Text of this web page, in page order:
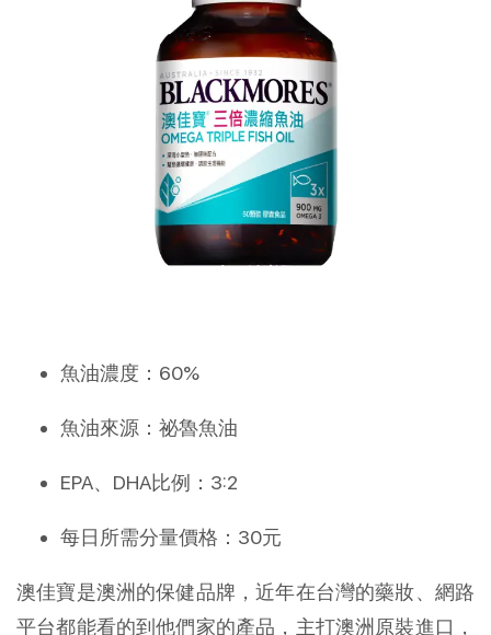
魚油濃度：60%
魚油來源：祕魯魚油
EPA、DHA比例：3:2
每日所需分量價格：30元
澳佳寶是澳洲的保健品牌，近年在台灣的藥妝、網路
平台都能看的到他們家的產品，主打澳洲原裝進口，